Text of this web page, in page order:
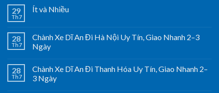
29
Th7
Ít và Nhiều
28
Th7
Chành Xe Dĩ An Đi Hà Nội Uy Tín, Giao Nhanh 2–3
Ngày
28
Th7
Chành Xe Dĩ An Đi Thanh Hóa Uy Tín, Giao Nhanh 2–
3 Ngày